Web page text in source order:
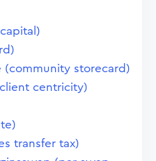
(community storecard)
centricity)
transfer tax)